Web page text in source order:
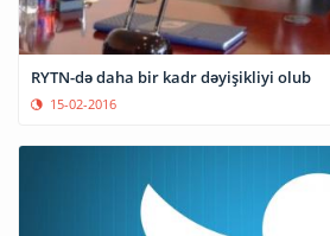
RYTN-də daha bir kadr dəyişikliyi olub
15-02-2016